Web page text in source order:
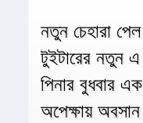
নতুন চেহারা
টুইটারের নতুন এ
পিনার বুধবার
অপেক্ষায়